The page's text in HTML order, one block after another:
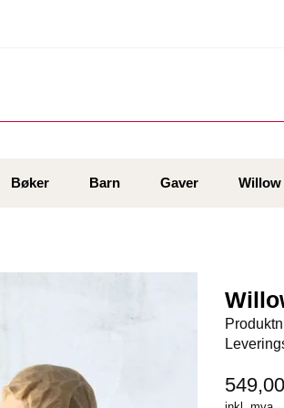
Bøker Barn Gaver Willow
549,00